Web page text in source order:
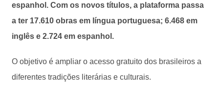
espanhol. Com os novos títulos, a plataforma passa
a ter 17.610 obras em língua portuguesa; 6.468 em
inglês e 2.724 em espanhol.
O objetivo é ampliar o acesso gratuito dos brasileiros a
diferentes tradições literárias e culturais.